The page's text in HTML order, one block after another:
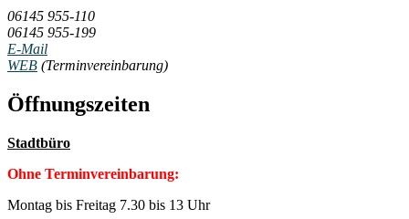
06145 955-110
06145 955-199
E-Mail
WEB (Terminvereinbarung)
Öffnungszeiten
Stadtbüro
Ohne Terminvereinbarung:
Montag bis Freitag 7.30 bis 13 Uhr